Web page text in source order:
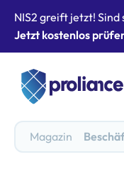
NIS2 greift jetzt!
Jetzt kostenlos
Magazin